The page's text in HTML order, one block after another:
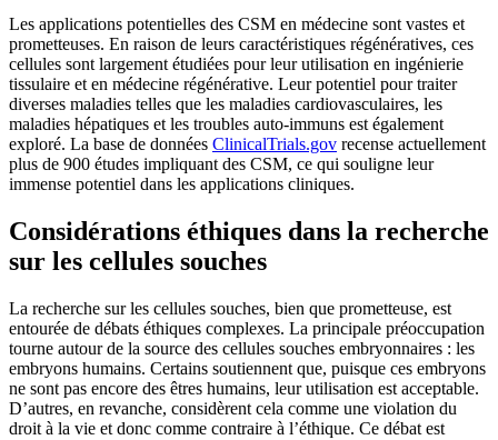
Les applications potentielles des CSM en médecine sont vastes et
prometteuses. En raison de leurs caractéristiques régénératives, ces
cellules sont largement étudiées pour leur utilisation en ingénierie
tissulaire et en médecine régénérative. Leur potentiel pour traiter
diverses maladies telles que les maladies cardiovasculaires, les
maladies hépatiques et les troubles auto-immuns est également
exploré. La base de données ClinicalTrials.gov recense actuellement
plus de 900 études impliquant des CSM, ce qui souligne leur
immense potentiel dans les applications cliniques.
Considérations éthiques dans la recherche
sur les cellules souches
La recherche sur les cellules souches, bien que prometteuse, est
entourée de débats éthiques complexes. La principale préoccupation
tourne autour de la source des cellules souches embryonnaires : les
embryons humains. Certains soutiennent que, puisque ces embryons
ne sont pas encore des êtres humains, leur utilisation est acceptable.
D’autres, en revanche, considèrent cela comme une violation du
droit à la vie et donc comme contraire à l’éthique. Ce débat est